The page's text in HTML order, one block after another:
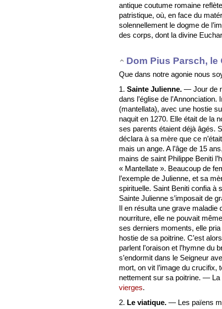
antique coutume romaine
patristique, où, en face du
solennellement le dogme de
des corps, dont la divine
Dom Pius Parsch, le
Que dans notre agonie nous
1. Sainte Julienne. — Jour de
dans l’église de
(mantellata), avec une hostie
naquit en 1270. Elle était de la
ses parents étaient déjà âgés.
déclara à sa mère que ce
mais un ange. A l’âge de 15
mains de saint Philippe Beniti
« Mantellate ». Beaucoup de
l’exemple de Julienne, et sa
spirituelle. Saint Beniti confia à
Sainte Julienne s’imposait de
Il en résulta une grave maladie
nourriture, elle ne pouvait
ses derniers moments, elle
hostie de sa poitrine. C’est
parlent l’oraison et l’hymne du
s’endormit dans le Seigneur
mort, on vit l’image du crucifix,
nettement sur sa poitrine. —
vierges.
2. Le viatique. — Les païens